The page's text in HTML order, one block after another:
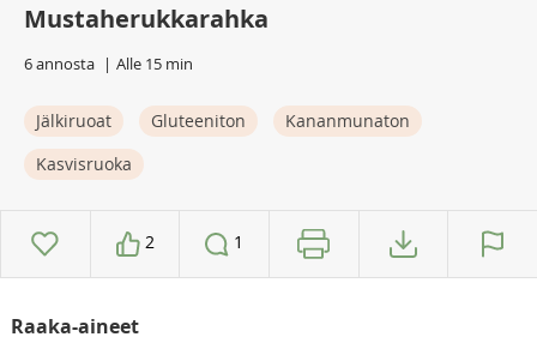
Mustaherukkarahka
6 annosta Alle 15 min
Jälkiruoat Gluteeniton
Kananmunaton
Kasvisruoka
2 1
Raaka-aineet